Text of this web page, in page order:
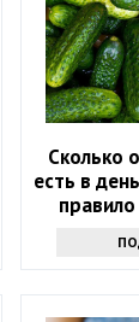
Сколько
есть в